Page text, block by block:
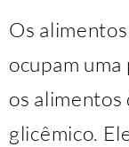
Os
ocupam
os alimentos
glicêmico.